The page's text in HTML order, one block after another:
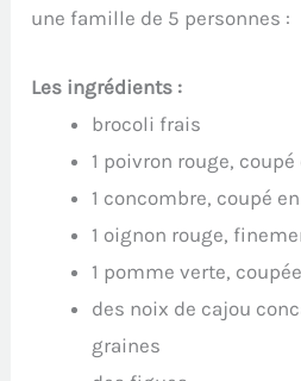
une famille de 5 personnes :
Les ingrédients :
brocoli frais
1 poivron rouge, coupé
1 concombre, coupé
1 oignon rouge,
1 pomme verte,
des noix de cajou
graines